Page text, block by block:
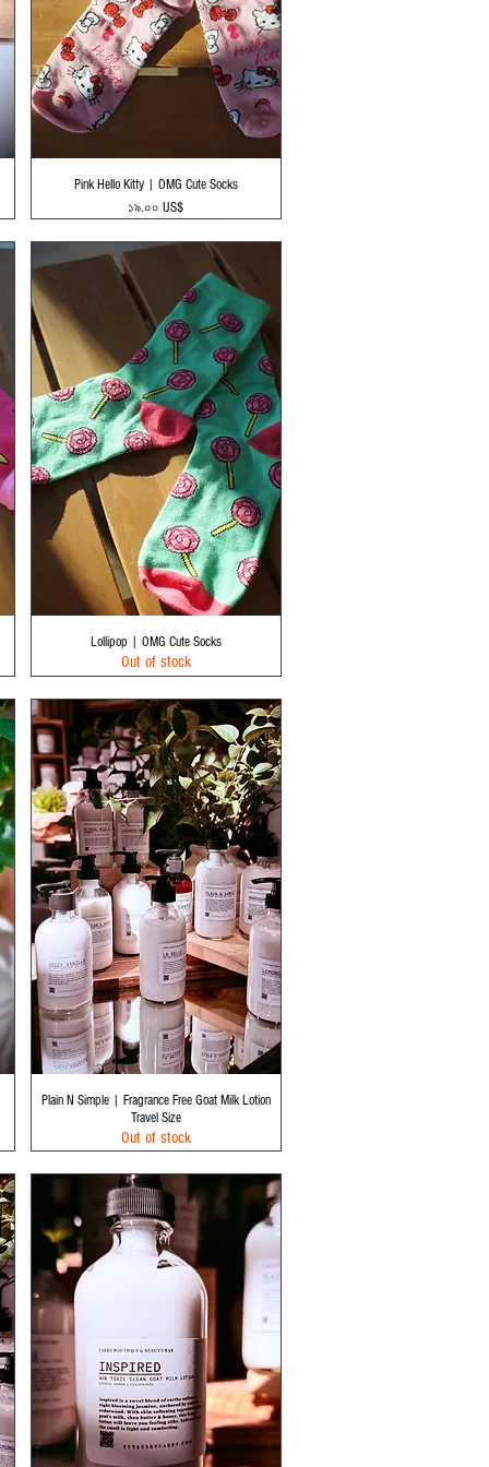
Quick View
Pink Hello Kitty | OMG Cute Socks
Price
১৯.০০ US$
Quick View
Lollipop | OMG Cute Socks
Out of stock
Quick View
Plain N Simple | Fragrance Free Goat Milk Lotion
Travel Size
Out of stock